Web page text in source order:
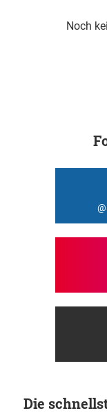
Noch
Die